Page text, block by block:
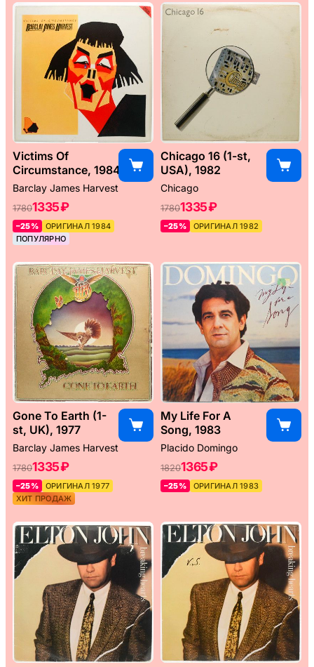
Victims Of
Circumstance, 1984
Barclay James Harvest
17801335 ₽
–25%
ОРИГИНАЛ 1984
ПОПУЛЯРНО
Chicago 16 (1-st,
USA), 1982
Chicago
17801335 ₽
–25% ОРИГИНАЛ 1982
Gone To Earth (1-
st, UK), 1977
Barclay James Harvest
17801335 ₽
–25%
ОРИГИНАЛ 1977
ХИТ ПРОДАЖ
My Life For A
Song, 1983
Placido Domingo
18201365 ₽
–25% ОРИГИНАЛ 1983